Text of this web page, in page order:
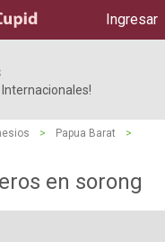
Ingresar
> Papua Barat
>
en sorong